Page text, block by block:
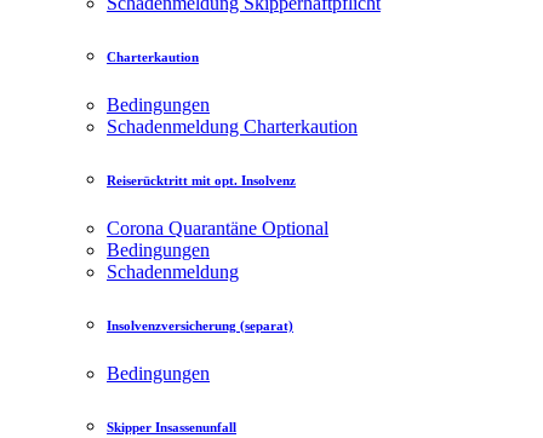
Charterkaution
Bedingungen
Schadenmeldung Charterkaution
Reiserücktritt mit opt. Insolvenz
Corona Quarantäne Optional
Bedingungen
Schadenmeldung
Insolvenzversicherung (separat)
Bedingungen
Skipper Insassenunfall